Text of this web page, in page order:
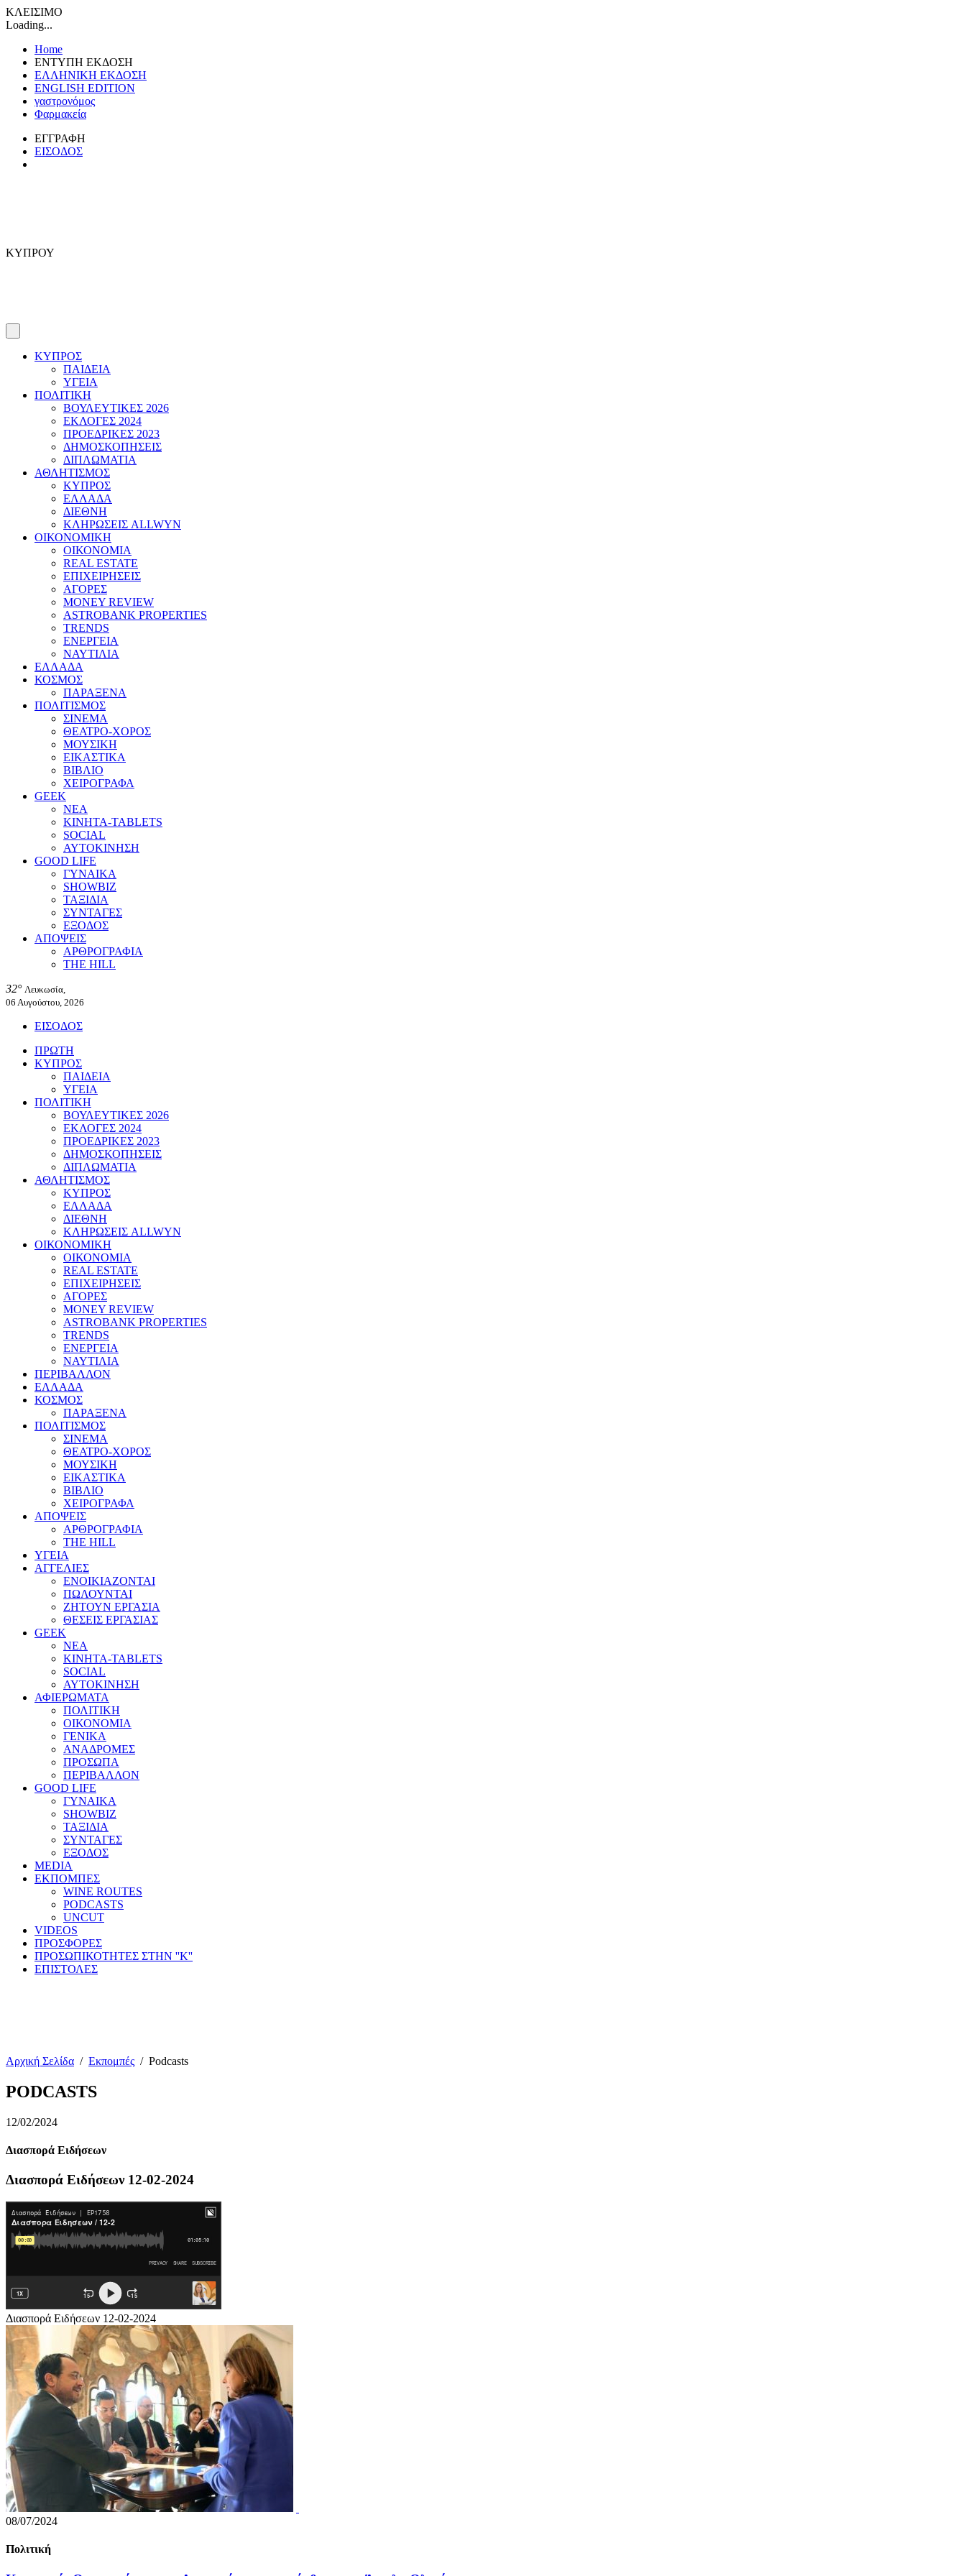
ΚΛΕΙΣΙΜΟ
Loading...
Home
ΕΝΤΥΠΗ ΕΚΔΟΣΗ
ΕΛΛΗΝΙΚΗ ΕΚΔΟΣΗ
ENGLISH EDITION
γαστρονόμος
Φαρμακεία
ΕΓΓΡΑΦΗ
ΕΙΣΟΔΟΣ
ΚΥΠΡΟΥ
ΚΥΠΡΟΣ
ΠΑΙΔΕΙΑ
ΥΓΕΙΑ
ΠΟΛΙΤΙΚΗ
ΒΟΥΛΕΥΤΙΚΕΣ 2026
ΕΚΛΟΓΕΣ 2024
ΠΡΟΕΔΡΙΚΕΣ 2023
ΔΗΜΟΣΚΟΠΗΣΕΙΣ
ΔΙΠΛΩΜΑΤΙΑ
ΑΘΛΗΤΙΣΜΟΣ
ΚΥΠΡΟΣ
ΕΛΛΑΔΑ
ΔΙΕΘΝΗ
ΚΛΗΡΩΣΕΙΣ ALLWYN
ΟΙΚΟΝΟΜΙΚΗ
ΟΙΚΟΝΟΜΙΑ
REAL ESTATE
ΕΠΙΧΕΙΡΗΣΕΙΣ
ΑΓΟΡΕΣ
MONEY REVIEW
ASTROBANK PROPERTIES
TRENDS
ΕΝΕΡΓΕΙΑ
ΝΑΥΤΙΛΙΑ
ΕΛΛΑΔΑ
ΚΟΣΜΟΣ
ΠΑΡΑΞΕΝΑ
ΠΟΛΙΤΙΣΜΟΣ
ΣΙΝΕΜΑ
ΘΕΑΤΡΟ-ΧΟΡΟΣ
ΜΟΥΣΙΚΗ
ΕΙΚΑΣΤΙΚΑ
ΒΙΒΛΙΟ
ΧΕΙΡΟΓΡΑΦΑ
GEEK
ΝΕΑ
ΚΙΝΗΤΑ-TABLETS
SOCIAL
ΑΥΤΟΚΙΝΗΣΗ
GOOD LIFE
ΓΥΝΑΙΚΑ
SHOWBIZ
ΤΑΞΙΔΙΑ
ΣΥΝΤΑΓΕΣ
ΕΞΟΔΟΣ
ΑΠΟΨΕΙΣ
ΑΡΘΡΟΓΡΑΦΙΑ
THE HILL
32° Λευκωσία,
06 Αυγούστου, 2026
ΕΙΣΟΔΟΣ
ΠΡΩΤΗ
ΚΥΠΡΟΣ
ΠΑΙΔΕΙΑ
ΥΓΕΙΑ
ΠΟΛΙΤΙΚΗ
ΒΟΥΛΕΥΤΙΚΕΣ 2026
ΕΚΛΟΓΕΣ 2024
ΠΡΟΕΔΡΙΚΕΣ 2023
ΔΗΜΟΣΚΟΠΗΣΕΙΣ
ΔΙΠΛΩΜΑΤΙΑ
ΑΘΛΗΤΙΣΜΟΣ
ΚΥΠΡΟΣ
ΕΛΛΑΔΑ
ΔΙΕΘΝΗ
ΚΛΗΡΩΣΕΙΣ ALLWYN
ΟΙΚΟΝΟΜΙΚΗ
ΟΙΚΟΝΟΜΙΑ
REAL ESTATE
ΕΠΙΧΕΙΡΗΣΕΙΣ
ΑΓΟΡΕΣ
MONEY REVIEW
ASTROBANK PROPERTIES
TRENDS
ΕΝΕΡΓΕΙΑ
ΝΑΥΤΙΛΙΑ
ΠΕΡΙΒΑΛΛΟΝ
ΕΛΛΑΔΑ
ΚΟΣΜΟΣ
ΠΑΡΑΞΕΝΑ
ΠΟΛΙΤΙΣΜΟΣ
ΣΙΝΕΜΑ
ΘΕΑΤΡΟ-ΧΟΡΟΣ
ΜΟΥΣΙΚΗ
ΕΙΚΑΣΤΙΚΑ
ΒΙΒΛΙΟ
ΧΕΙΡΟΓΡΑΦΑ
ΑΠΟΨΕΙΣ
ΑΡΘΡΟΓΡΑΦΙΑ
THE HILL
ΥΓΕΙΑ
ΑΓΓΕΛΙΕΣ
ΕΝΟΙΚΙΑΖΟΝΤΑΙ
ΠΩΛΟΥΝΤΑΙ
ΖΗΤΟΥΝ ΕΡΓΑΣΙΑ
ΘΕΣΕΙΣ ΕΡΓΑΣΙΑΣ
GEEK
ΝΕΑ
ΚΙΝΗΤΑ-TABLETS
SOCIAL
ΑΥΤΟΚΙΝΗΣΗ
ΑΦΙΕΡΩΜΑΤΑ
ΠΟΛΙΤΙΚΗ
ΟΙΚΟΝΟΜΙΑ
ΓΕΝΙΚΑ
ΑΝΑΔΡΟΜΕΣ
ΠΡΟΣΩΠΑ
ΠΕΡΙΒΑΛΛΟΝ
GOOD LIFE
ΓΥΝΑΙΚΑ
SHOWBIZ
ΤΑΞΙΔΙΑ
ΣΥΝΤΑΓΕΣ
ΕΞΟΔΟΣ
MEDIA
ΕΚΠΟΜΠΕΣ
WINE ROUTES
PODCASTS
UNCUT
VIDEOS
ΠΡΟΣΦΟΡΕΣ
ΠΡΟΣΩΠΙΚΟΤΗΤΕΣ ΣΤΗΝ ''Κ''
ΕΠΙΣΤΟΛΕΣ
Αρχική Σελίδα / Εκπομπές / Podcasts
PODCASTS
12/02/2024
Διασπορά Ειδήσεων
Διασπορά Ειδήσεων 12-02-2024
Διασπορά Ειδήσεων 12-02-2024
08/07/2024
Πολιτική